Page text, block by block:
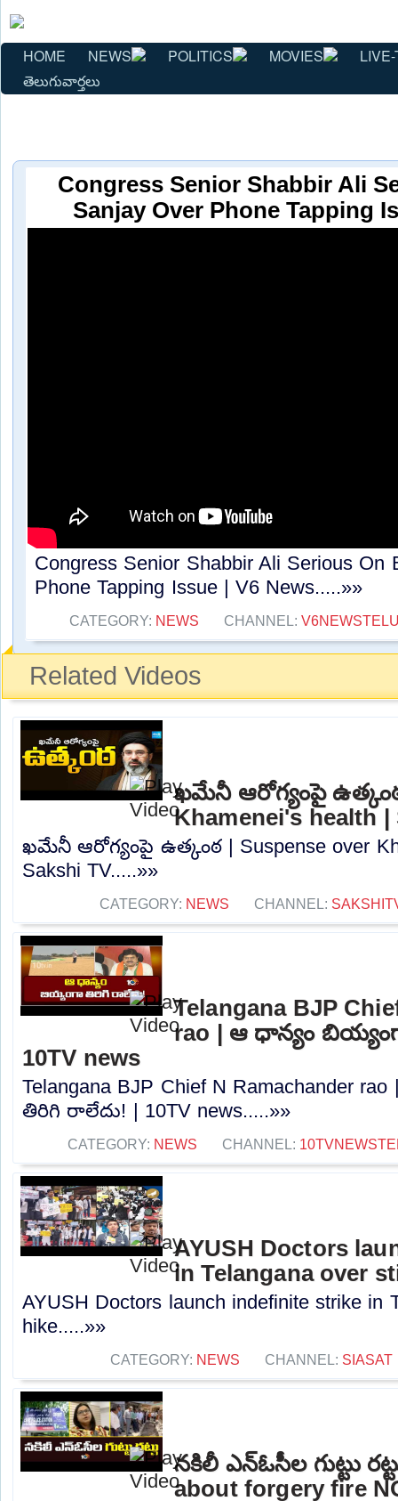
HOME NEWS POLITICS MOVIES
తెలుగువార్తలు
Congress Senior Shabbir Ali
Sanjay Over Phone Tapping
Congress Senior Shabbir Ali Serious On
Phone Tapping Issue | V6 News.....»»
CATEGORY: NEWS CHANNEL:
Related Videos
ఖమేనీ ఆరోగ్యంపై
Khamenei's health |
ఖమేనీ ఆరోగ్యంపై ఉత్కంఠ | Suspense over
Sakshi TV.....»»
CATEGORY: NEWS CHANNEL:
Telangana BJP
rao | ఆ ధాన్యం
10TV news
Telangana BJP Chief N Ramachander
తిరిగి రాలేదు! | 10TV news.....»»
CATEGORY: NEWS CHANNEL:
AYUSH Doctors
in Telangana over
AYUSH Doctors launch indefinite strike in
hike.....»»
CATEGORY: NEWS CHANNEL: SIASAT
నకిలీ ఎన్ఓసీల గుట్టు
about forgery fire